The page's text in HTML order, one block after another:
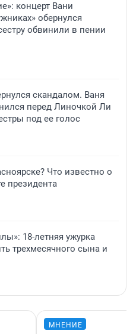
концерт Вани
обернулся
обвинили в пении
скандалом. Ваня
перед Линочкой Ли
под ее голос
Что известно о
президента
18-летняя ужурка
трехмесячного сына и
МНЕНИЕ